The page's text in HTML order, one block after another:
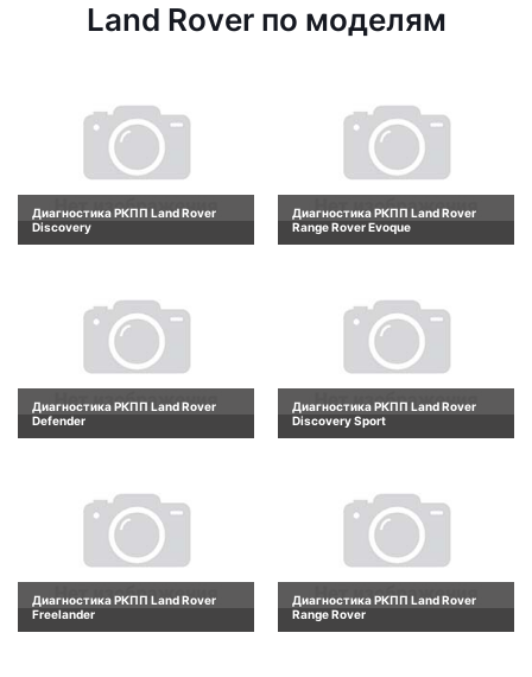
Land Rover по моделям
Диагностика РКПП Land Rover
Discovery
Диагностика РКПП Land Rover
Range Rover Evoque
Диагностика РКПП Land Rover
Defender
Диагностика РКПП Land Rover
Discovery Sport
Диагностика РКПП Land Rover
Freelander
Диагностика РКПП Land Rover
Range Rover